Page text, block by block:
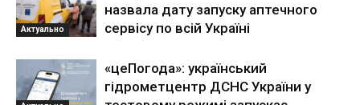
Актуально
назвала дату запуску аптечного
сервісу по всій Україні
«цеПогода»: український
гідрометцентр ДСНС України у